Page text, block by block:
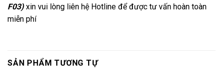
F03)xin vui lòng liên hệ Hotline để được tư vấn hoàn toàn
miễn phí
SẢN PHẨM TƯƠNG TỰ